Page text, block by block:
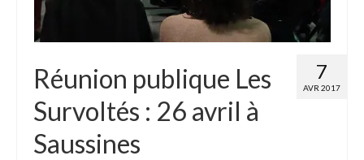
7
AVR 2017
Réunion publique Les
Survoltés : 26 avril à
Saussines